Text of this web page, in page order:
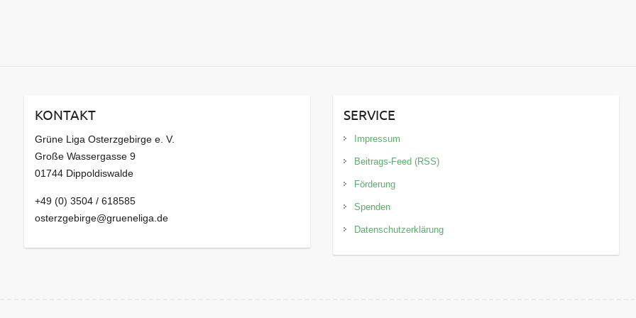
KONTAKT
Grüne Liga Osterzgebirge e. V.
Große Wassergasse 9
01744 Dippoldiswalde
+49 (0) 3504 / 618585
osterzgebirge@grueneliga.de
SERVICE
Impressum
Beitrags-Feed (RSS)
Förderung
Spenden
Datenschutzerklärung